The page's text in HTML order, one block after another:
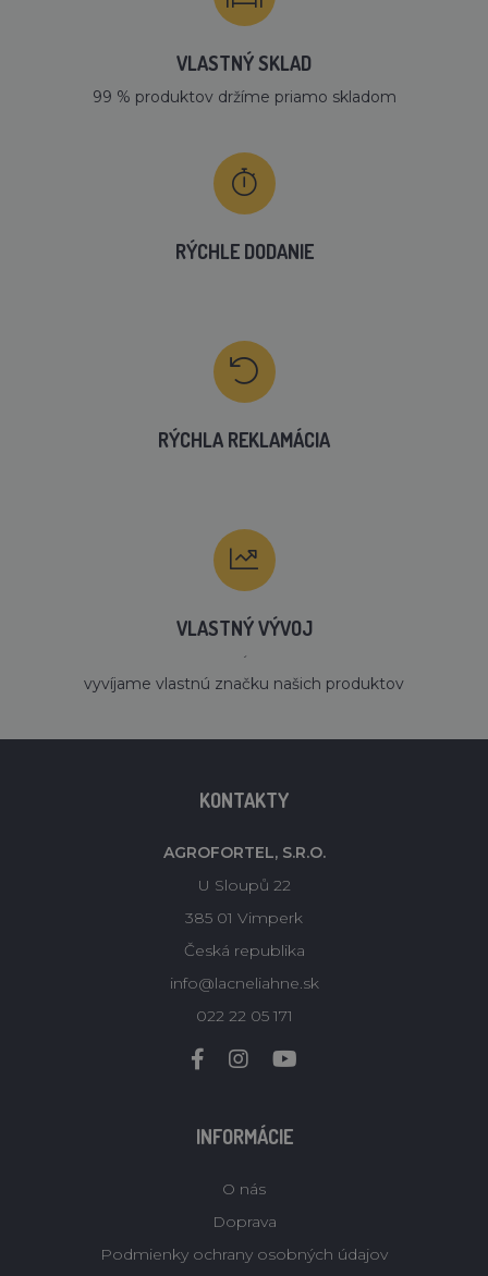
VLASTNÝ SKLAD
99 % produktov držíme priamo skladom
RÝCHLE DODANIE
RÝCHLA REKLAMÁCIA
VLASTNÝ VÝVOJ
´
vyvíjame vlastnú značku našich produktov
KONTAKTY
AGROFORTEL, S.R.O.
U Sloupů 22
385 01 Vimperk
Česká republika
info@lacneliahne.sk
022 22 05 171
INFORMÁCIE
O nás
Doprava
Podmienky ochrany osobných údajov